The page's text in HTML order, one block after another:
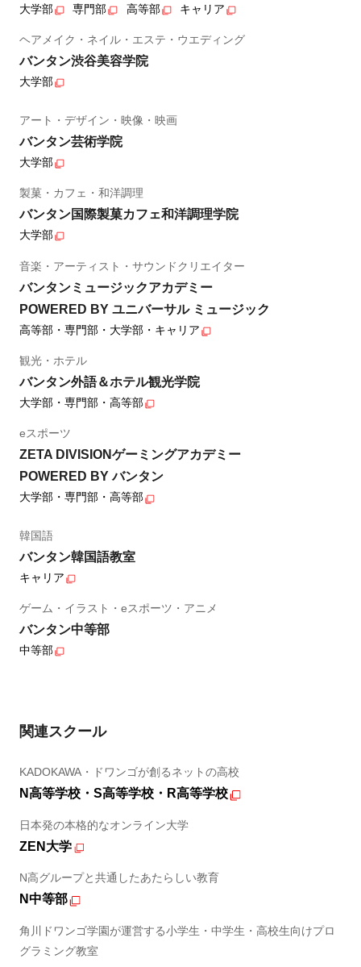
大学部 専門部 高等部 キャリア
ヘアメイク・ネイル・エステ・ウエディング
バンタン渋谷美容学院
大学部
アート・デザイン・映像・映画
バンタン芸術学院
大学部
製菓・カフェ・和洋調理
バンタン国際製菓カフェ和洋調理学院
大学部
音楽・アーティスト・サウンドクリエイター
バンタンミュージックアカデミー
POWERED BY ユニバーサル ミュージック
高等部・専門部・大学部・キャリア
観光・ホテル
バンタン外語＆ホテル観光学院
大学部・専門部・高等部
eスポーツ
ZETA DIVISIONゲーミングアカデミー
POWERED BY バンタン
大学部・専門部・高等部
韓国語
バンタン韓国語教室
キャリア
ゲーム・イラスト・eスポーツ・アニメ
バンタン中等部
中等部
関連スクール
KADOKAWA・ドワンゴが創るネットの高校
N高等学校・S高等学校・R高等学校
日本発の本格的なオンライン大学
ZEN大学
N高グループと共通したあたらしい教育
N中等部
角川ドワンゴ学園が運営する小学生・中学生・高校生向けプロ
グラミング教室